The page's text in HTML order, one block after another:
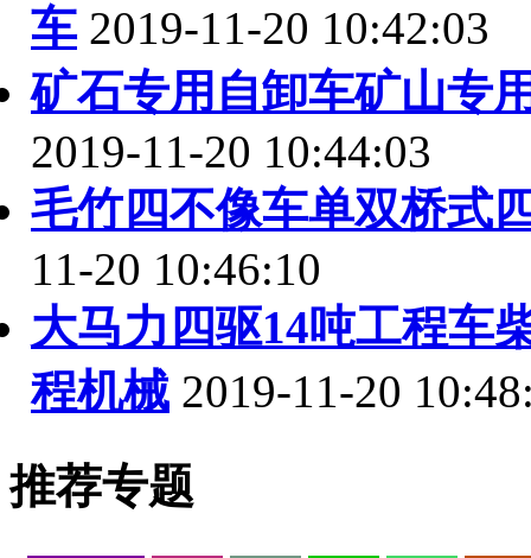
车 2019-11-20 10:42:03
矿石专用自卸车矿山专
2019-11-20 10:44:03
毛竹四不像车单双桥式
11-20 10:46:10
大马力四驱14吨工程车
程机械 2019-11-20
推荐专题